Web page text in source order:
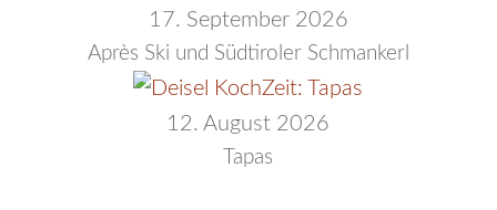
17. September 2026
Après Ski und Südtiroler Schmankerl
12. August 2026
Tapas